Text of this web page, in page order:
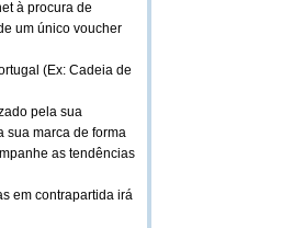
à procura de
um único voucher
(Ex: Cadeia de
pela sua
sua marca de forma
as tendências
em contrapartida irá